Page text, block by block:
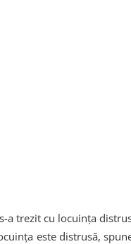
trezit cu locuința
este distrusă,